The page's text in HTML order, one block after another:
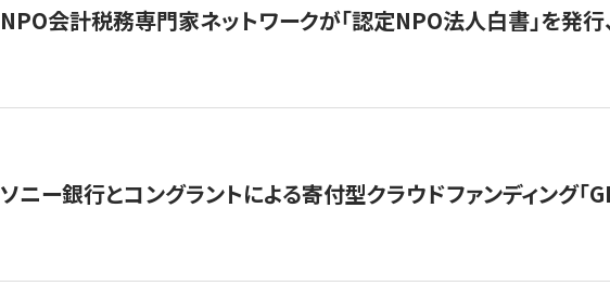
NPO会計税務専門家ネットワークが「認定NPO法人白書」を発
ソニー銀行とコングラントによる寄付型クラウドファンディング